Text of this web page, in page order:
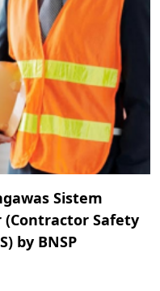
Sistem
Safety
by BNSP